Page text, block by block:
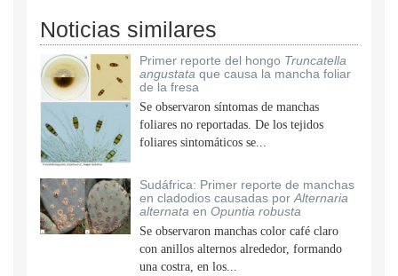
Noticias similares
Primer reporte del hongo Truncatella
angustata que causa la mancha foliar
de la fresa
Se observaron síntomas de manchas
foliares no reportadas. De los tejidos
foliares sintomáticos se...
Sudáfrica: Primer reporte de manchas
en cladodios causadas porAlternaria
alternata en Opuntia robusta
Se observaron manchas color café claro
con anillos alternos alrededor, formando
una costra, en los...